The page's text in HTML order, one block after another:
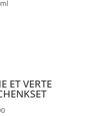
ET VERTE